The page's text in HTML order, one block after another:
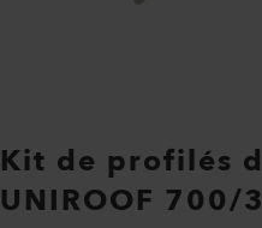
Kit de profilés
UNIROOF 700/